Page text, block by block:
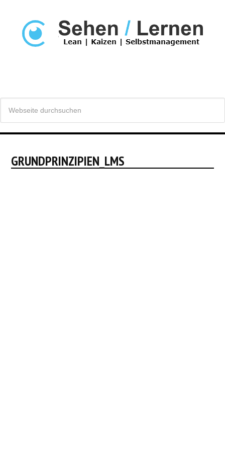
GRUNDPRINZIPIEN_LMS